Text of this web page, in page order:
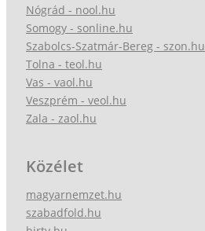
Nógrád - nool.hu
Somogy - sonline.hu
Szabolcs-Szatmár-Bereg - szon.hu
Tolna - teol.hu
Vas - vaol.hu
Veszprém - veol.hu
Zala - zaol.hu
Közélet
magyarnemzet.hu
szabadfold.hu